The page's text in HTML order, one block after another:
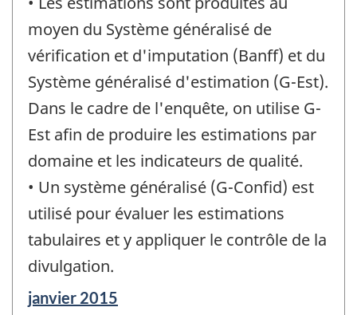
moyen du Système généralisé de
vérification et d'imputation (Banff) et du
Système généralisé d'estimation (G-Est).
Dans le cadre de l'enquête, on utilise G-
Est afin de produire les estimations par
domaine et les indicateurs de qualité.
• Un système généralisé (G-Confid) est
utilisé pour évaluer les estimations
tabulaires et y appliquer le contrôle de la
divulgation.
Période
janvier 2015